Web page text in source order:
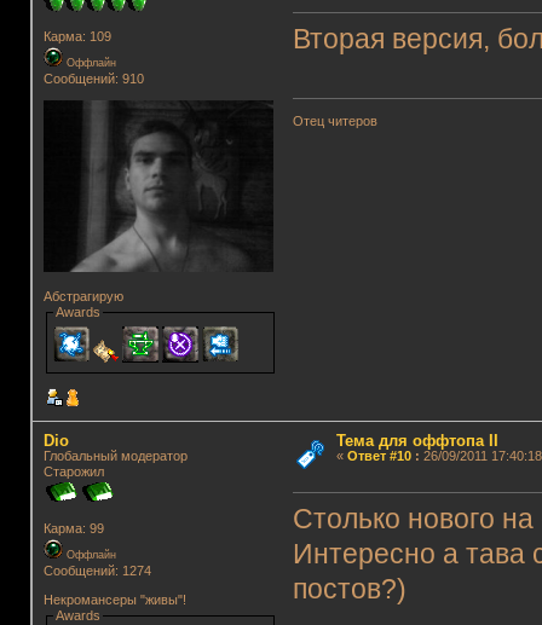
Карма: 109
Оффлайн
Сообщений: 910
Абстрагирую
Awards
Вторая версия,
Отец читеров
Dio
Глобальный модератор
Старожил
Карма: 99
Оффлайн
Сообщений: 1274
Некромансеры "живы"!
Awards
Тема для оффтопа II
« Ответ #10: 26/09/2011
Столько нового
Интересно а тава
постов?)